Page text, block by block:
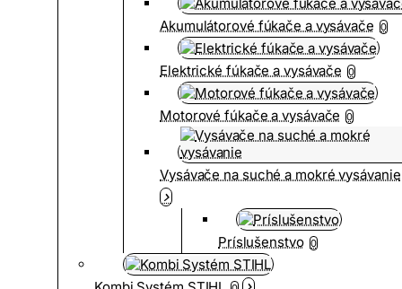
Akumulátorové fúkače a vysávače 0
Elektrické fúkače a vysávače 0
Motorové fúkače a vysávače 0
Vysávače na suché a mokré vysávanie
Príslušenstvo 0